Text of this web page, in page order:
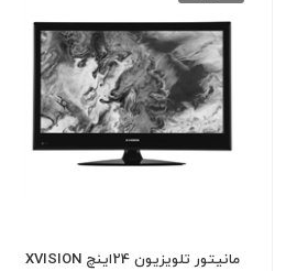
مانیتور تلویزیون 24اینچ XVISION